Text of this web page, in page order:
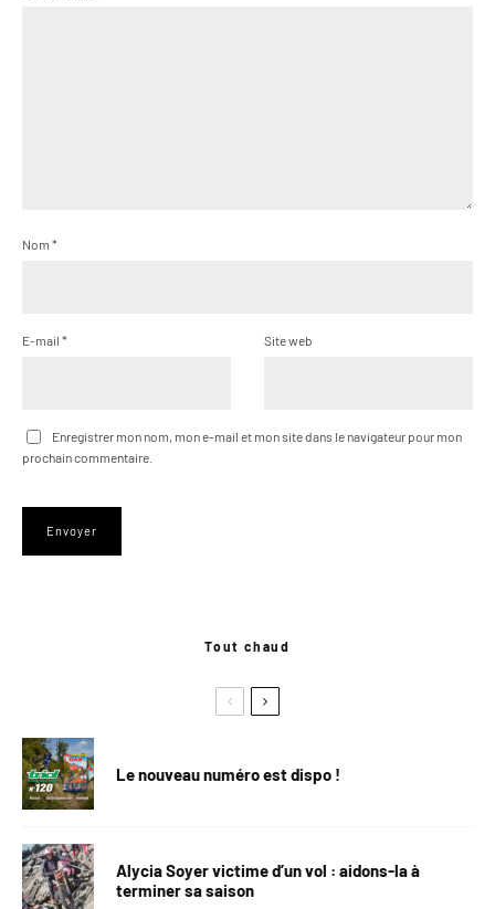
Nom *
E-mail * Site web
Enregistrer mon nom, mon e-mail et mon site dans le navigateur pour mon
prochain commentaire.
Tout chaud
Le nouveau numéro est dispo !
Alycia Soyer victime d’un vol : aidons-la à
terminer sa saison